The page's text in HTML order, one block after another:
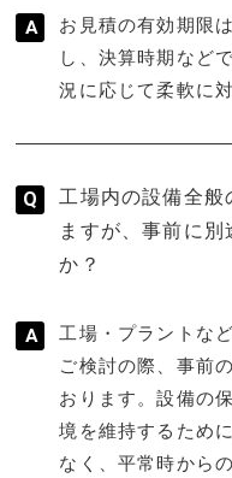
お見積の有効期限
し、決算時期など
況に応じて柔軟に
工場内の設備全
ますが、事前に
か？
工場・プラントな
ご検討の際、事前
おります。設備の
境を維持するため
なく、平常時から